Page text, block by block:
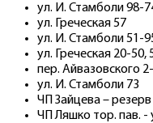
ул. И. Стамболи 98-
ул. Греческая 57
ул. И. Стамболи 51-
ул. Греческая 20-50,
пер. Айвазовского
ул. И. Стамболи 73
ЧП Зайцева –
ЧП Ляшко тор. пав. -